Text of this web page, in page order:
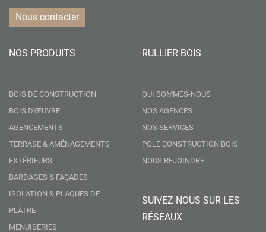
Nous contacter
NOS PRODUITS
BOIS DE CONSTRUCTION
BOIS D'ŒUVRE
AGENCEMENTS
TERRASE & AMÉNAGEMENTS
EXTÉRIEURS
BARDAGES & FAÇADES
ISOLATION & PLAQUES DE
PLÂTRE
MENUISERIES
RULLIER BOIS
QUI SOMMES-NOUS
NOS AGENCES
NOS SERVICES
POLE CONSTRUCTION BOIS
NOUS REJOINDRE
SUIVEZ-NOUS SUR LES
RÉSEAUX